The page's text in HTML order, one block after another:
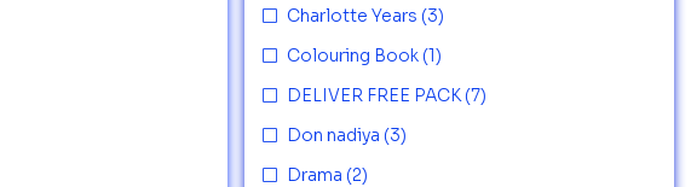
Charlotte Years (3)
Colouring Book (1)
DELIVER FREE PACK (7)
Don nadiya (3)
Drama (2)